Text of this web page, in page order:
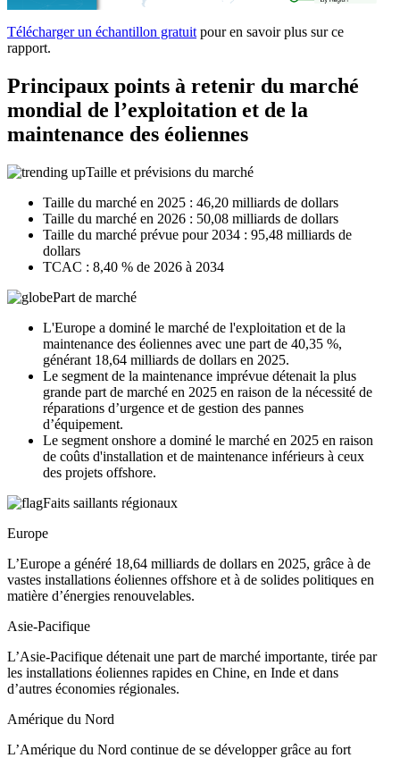
Télécharger un échantillon gratuit pour en savoir plus sur ce
rapport.
Principaux points à retenir du marché
mondial de l’exploitation et de la
maintenance des éoliennes
Taille et prévisions du marché
Taille du marché en 2025 : 46,20 milliards de dollars
Taille du marché en 2026 : 50,08 milliards de dollars
Taille du marché prévue pour 2034 : 95,48 milliards de
dollars
TCAC : 8,40 % de 2026 à 2034
Part de marché
L'Europe a dominé le marché de l'exploitation et de la
maintenance des éoliennes avec une part de 40,35 %,
générant 18,64 milliards de dollars en 2025.
Le segment de la maintenance imprévue détenait la plus
grande part de marché en 2025 en raison de la nécessité de
réparations d’urgence et de gestion des pannes
d’équipement.
Le segment onshore a dominé le marché en 2025 en raison
de coûts d'installation et de maintenance inférieurs à ceux
des projets offshore.
Faits saillants régionaux
Europe
L’Europe a généré 18,64 milliards de dollars en 2025, grâce à de
vastes installations éoliennes offshore et à de solides politiques en
matière d’énergies renouvelables.
Asie-Pacifique
L’Asie-Pacifique détenait une part de marché importante, tirée par
les installations éoliennes rapides en Chine, en Inde et dans
d’autres économies régionales.
Amérique du Nord
L’Amérique du Nord continue de se développer grâce au fort